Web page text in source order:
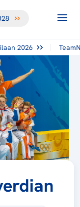
2026